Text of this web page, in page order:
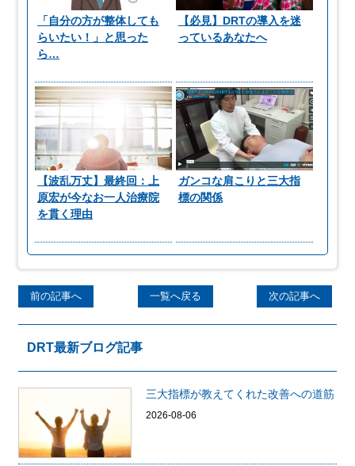
「自分の方が整体しても
らいたい！」と思った
ら…
【必見】DRTの導入を迷
っているあなたへ
【波乱万丈】最終回：上
原宏が今なお一人治療院
を貫く理由
ガンコな肩こりと三大指
標の関係
前の記事へ 一覧へ戻る 次の記事へ
DRT最新ブログ記事
三大指標が教えてくれた改善への道筋
2026-08-06